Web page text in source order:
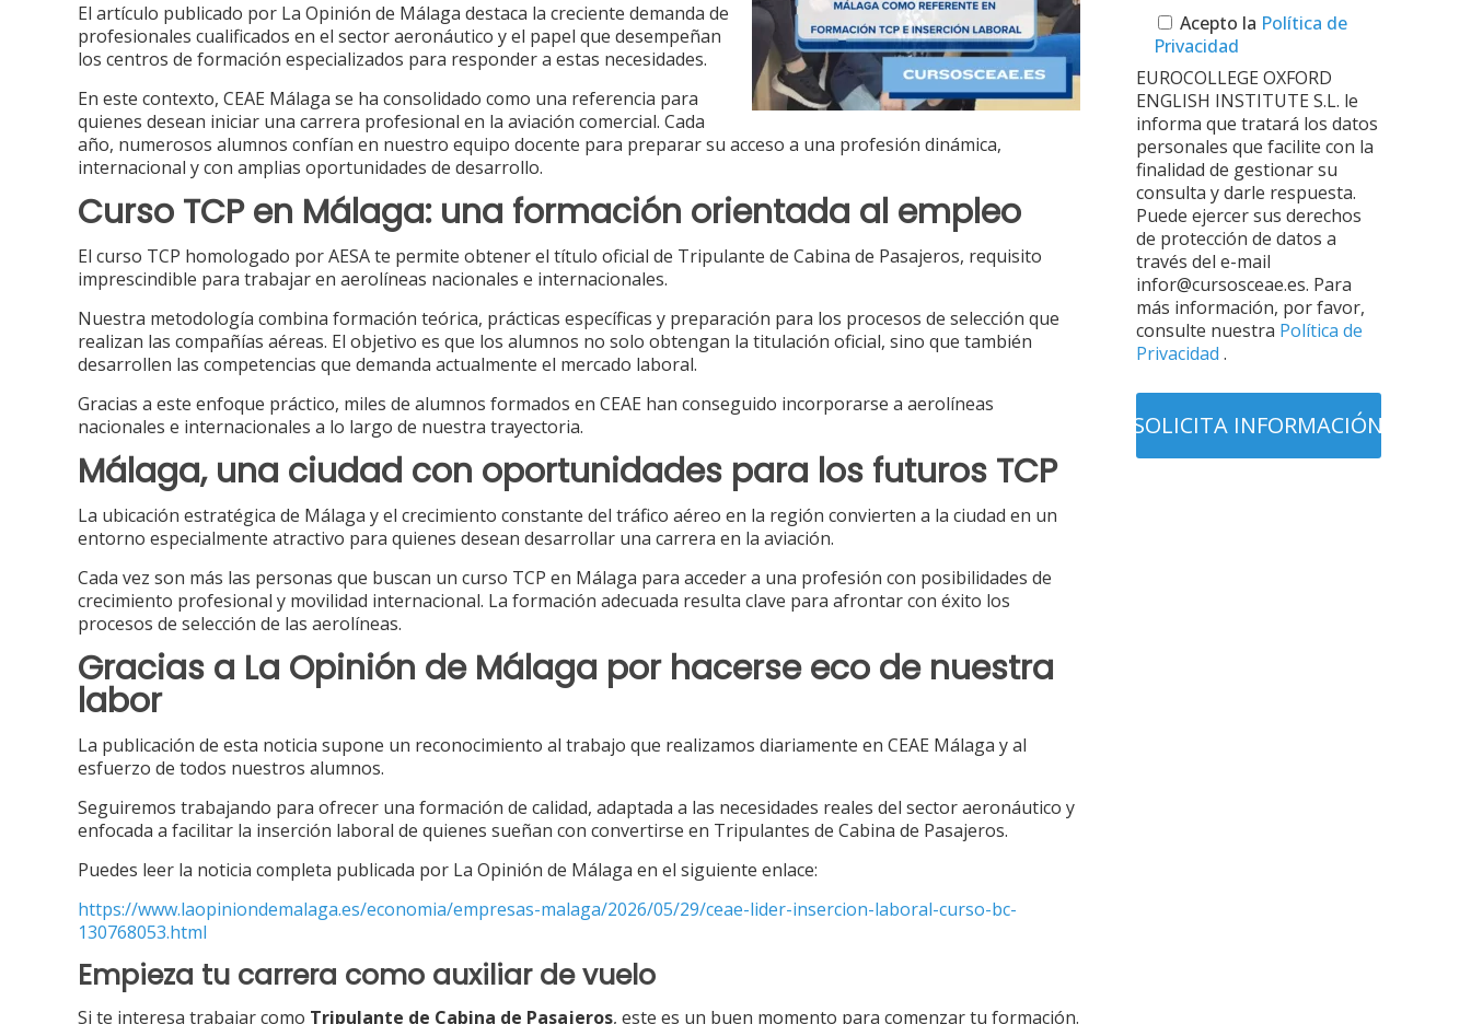
El artículo publicado por La Opinión de Málaga destaca la creciente demanda de
profesionales cualificados en el sector aeronáutico y el papel que desempeñan
los centros de formación especializados para responder a estas necesidades.
En este contexto, CEAE Málaga se ha consolidado como una referencia para
quienes desean iniciar una carrera profesional en la aviación comercial. Cada
año, numerosos alumnos confían en nuestro equipo docente para preparar su acceso a una profesión dinámica,
internacional y con amplias oportunidades de desarrollo.
Curso TCP en Málaga: una formación orientada al empleo
El curso TCP homologado por AESA te permite obtener el título oficial de Tripulante de Cabina de Pasajeros, requisito
imprescindible para trabajar en aerolíneas nacionales e internacionales.
Nuestra metodología combina formación teórica, prácticas específicas y preparación para los procesos de selección que
realizan las compañías aéreas. El objetivo es que los alumnos no solo obtengan la titulación oficial, sino que también
desarrollen las competencias que demanda actualmente el mercado laboral.
Gracias a este enfoque práctico, miles de alumnos formados en CEAE han conseguido incorporarse a aerolíneas
nacionales e internacionales a lo largo de nuestra trayectoria.
Málaga, una ciudad con oportunidades para los futuros TCP
La ubicación estratégica de Málaga y el crecimiento constante del tráfico aéreo en la región convierten a la ciudad en un
entorno especialmente atractivo para quienes desean desarrollar una carrera en la aviación.
Cada vez son más las personas que buscan un curso TCP en Málaga para acceder a una profesión con posibilidades de
crecimiento profesional y movilidad internacional. La formación adecuada resulta clave para afrontar con éxito los
procesos de selección de las aerolíneas.
Gracias a La Opinión de Málaga por hacerse eco de nuestra
labor
La publicación de esta noticia supone un reconocimiento al trabajo que realizamos diariamente en CEAE Málaga y al
esfuerzo de todos nuestros alumnos.
Seguiremos trabajando para ofrecer una formación de calidad, adaptada a las necesidades reales del sector aeronáutico y
enfocada a facilitar la inserción laboral de quienes sueñan con convertirse en Tripulantes de Cabina de Pasajeros.
Puedes leer la noticia completa publicada por La Opinión de Málaga en el siguiente enlace:
https://www.laopiniondemalaga.es/economia/empresas-malaga/2026/05/29/ceae-lider-insercion-laboral-curso-bc-
130768053.html
Empieza tu carrera como auxiliar de vuelo
Si te interesa trabajar como Tripulante de Cabina de Pasajeros, este es un buen momento para comenzar tu formación.
Acepto la Política de
Privacidad
EUROCOLLEGE OXFORD
ENGLISH INSTITUTE S.L. le
informa que tratará los datos
personales que facilite con la
finalidad de gestionar su
consulta y darle respuesta.
Puede ejercer sus derechos
de protección de datos a
través del e-mail
infor@cursosceae.es. Para
más información, por favor,
consulte nuestra Política de
Privacidad .